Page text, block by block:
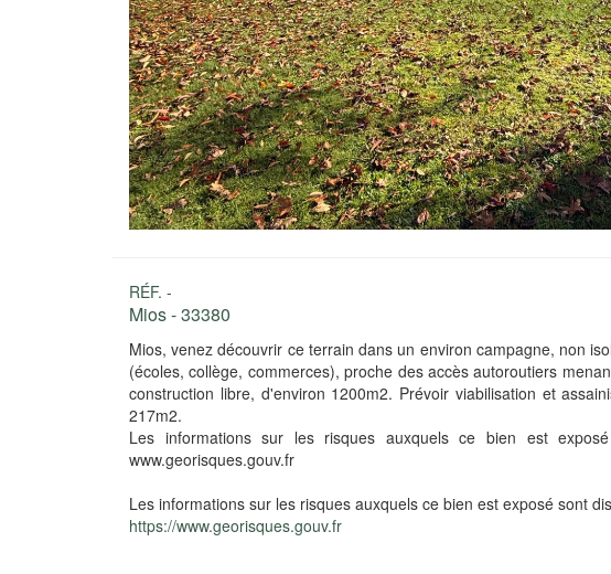
RÉF. -
Mios - 33380
Mios, venez découvrir ce terrain dans un environ campagne, non
(écoles, collège, commerces), proche des accès autoroutiers
construction libre, d'environ 1200m2. Prévoir viabilisation et
217m2.
Les informations sur les risques auxquels ce bien est
www.georisques.gouv.fr
Les informations sur les risques auxquels ce bien est exposé sont
https://www.georisques.gouv.fr